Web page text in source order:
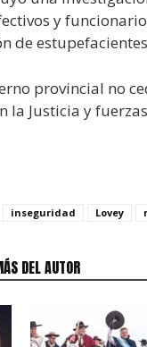
y
de
provincial no
la Justicia y
inseguridad Lovey
DEL AUTOR